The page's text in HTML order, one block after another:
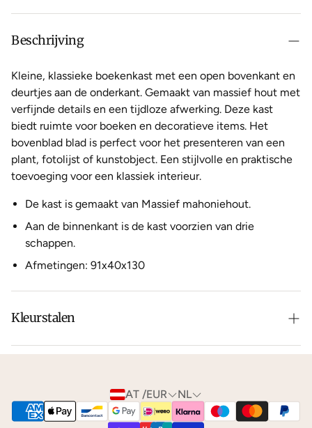
Beschrijving
Kleine, klassieke boekenkast met een open bovenkant en
deurtjes aan de onderkant. Gemaakt van massief hout met
verfijnde details en een tijdloze afwerking. Deze kast
biedt ruimte voor boeken en decoratieve items. Het
bovenblad blad is perfect voor het presenteren van een
plant, fotolijst of kunstobject. Een stijlvolle en praktische
toevoeging voor een klassiek interieur.
De kast is gemaakt van Massief mahoniehout.
Aan de binnenkant is de kast voorzien van drie
schappen.
Afmetingen: 91x40x130
Kleurstalen
Is de leer of hout kleur net niet zoals je het in gedachten
We kunnen je gratiskleurstalentoesturen via de post.
AT /EUR NL